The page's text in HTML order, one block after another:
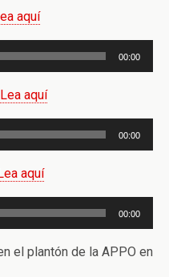
aquí
00:00
Lea aquí
00:00
aquí
00:00
el plantón de la APPO en